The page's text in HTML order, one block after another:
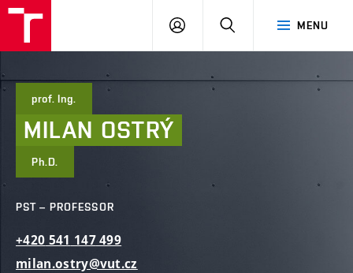
MENU
LOG
prof. Ing.
MILAN OSTRÝ
Ph.D.
PST – PROFESSOR
+420 541 147499
milan.ostry@vut.cz